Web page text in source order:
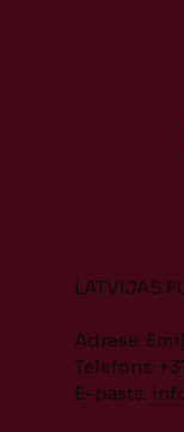
LATVIJAS
Adrese:
Telefons:
E-pasts: